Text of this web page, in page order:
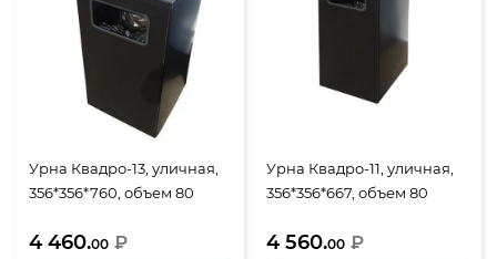
Урна Квадро-13, уличная,
356*356*760, объем 80
4 460.00 ₽
Урна Квадро-11, уличная,
356*356*667, объем 80
4 560.00 ₽